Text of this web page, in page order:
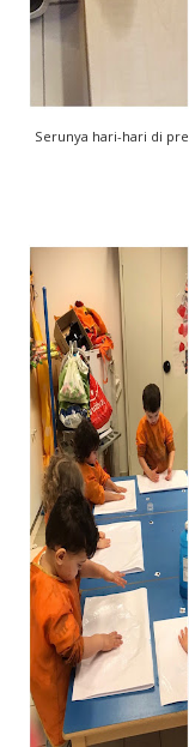
Serunya hari-hari di